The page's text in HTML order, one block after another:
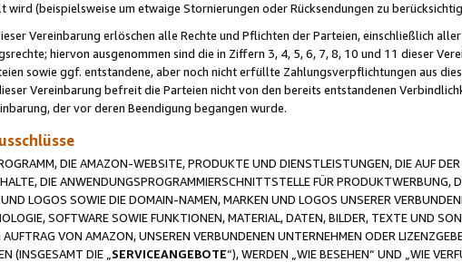
wird (beispielsweise um etwaige Stornierungen oder Rücksendungen zu
Vereinbarung erlöschen alle Rechte und Pflichten der Parteien, einschließlich
hiervon ausgenommen sind die in Ziffern 3, 4, 5, 6, 7, 8, 10 und 11 dieser
sowie ggf. entstandene, aber noch nicht erfüllte Zahlungsverpflichtungen aus
Vereinbarung befreit die Parteien nicht von den bereits entstandenen
der vor deren Beendigung begangen wurde.
DIE AMAZON-WEBSITE, PRODUKTE UND DIENSTLEISTUNGEN, DIE AUF
DIE ANWENDUNGSPROGRAMMIERSCHNITTSTELLE FÜR
LOGOS SOWIE DIE DOMAIN-NAMEN, MARKEN UND LOGOS UNSERER
SOFTWARE SOWIE FUNKTIONEN, MATERIAL, DATEN, BILDER, TEXTE UND
VON AMAZON, UNSEREN VERBUNDENEN UNTERNEHMEN ODER
(INSGESAMT DIE „ SERVICEANGEBOTE“), WERDEN „WIE BESEHEN“ UND „WIE